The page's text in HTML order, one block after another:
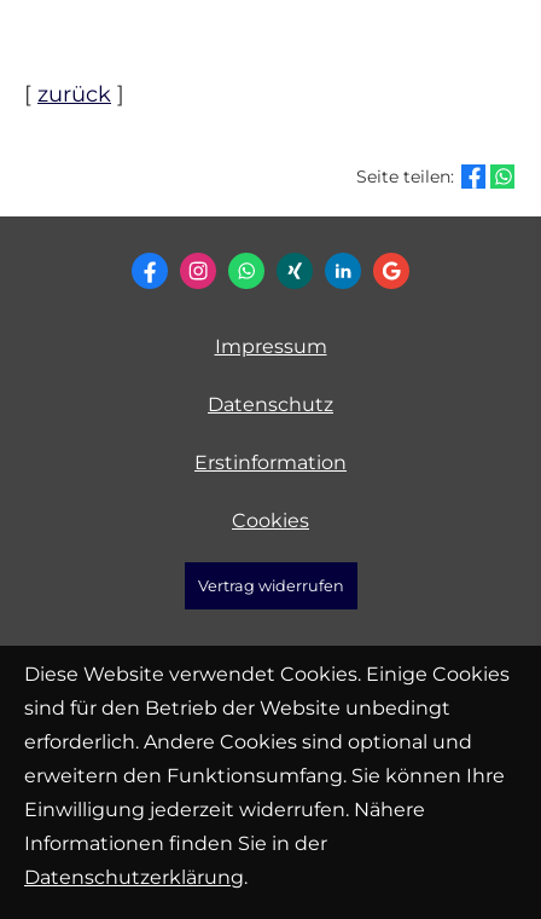
[ zurück ]
Seite teilen:
Impressum
Datenschutz
Erstinformation
Cookies
Vertrag widerrufen
Diese Website verwendet Cookies. Einige Cookies
sind für den Betrieb der Website unbedingt
erforderlich. Andere Cookies sind optional und
erweitern den Funktionsumfang. Sie können Ihre
Einwilligung jederzeit widerrufen. Nähere
Informationen finden Sie in der
Datenschutzerklärung.